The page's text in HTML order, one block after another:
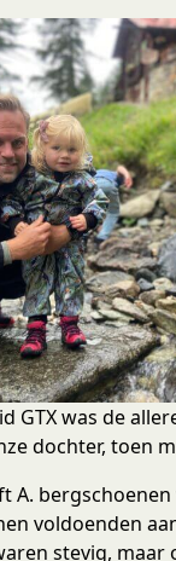
GTX was de
dochter, toen
A.
voldoenden
stevig, maar